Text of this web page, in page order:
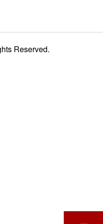
Reserved.